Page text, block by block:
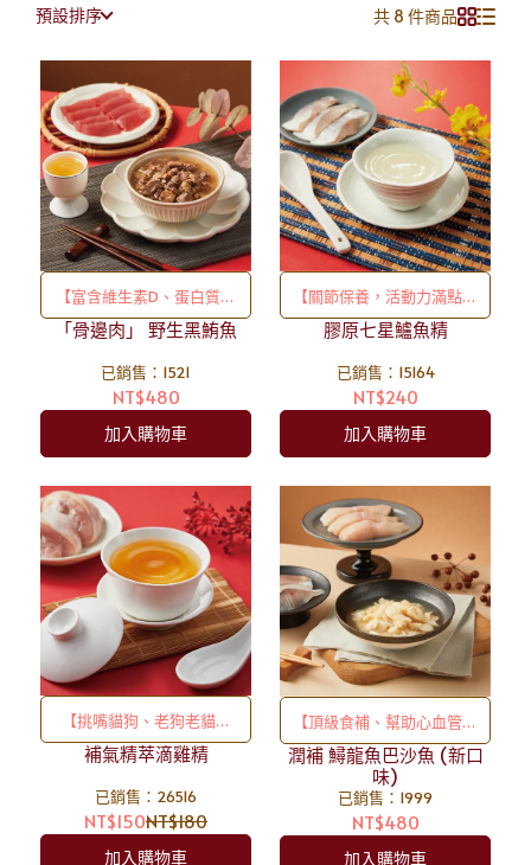
預設排序 共 8 件商品
【富含維生素D、蛋白質、
鐵質且油份較少】「超稀
料的黑鮪魚骨邊肉下去做！
「骨邊肉」 野生黑鮪魚
已銷售：1521
NT$480
加入購物車
【關節保養，活動力滿點】
用蒸箱滴滴精粹，更能快速
護關節維持健康！
膠原七星鱸魚精
已銷售：15164
NT$240
加入購物車
【挑嘴貓狗、老狗老貓必
備】用蒸箱滴滴精粹，更能
進食慾！
補氣精萃滴雞精
已銷售：26516
NT$150NT$180
加入購物車
【頂級食補、幫助心血管維
持健康】 我們是真的下重
本！真材實料的鱘龍魚排下
去料理！絕非人類吃剩的邊
潤補 鱘龍魚巴沙魚 (新口
味)
已銷售：1999
NT$480
加入購物車